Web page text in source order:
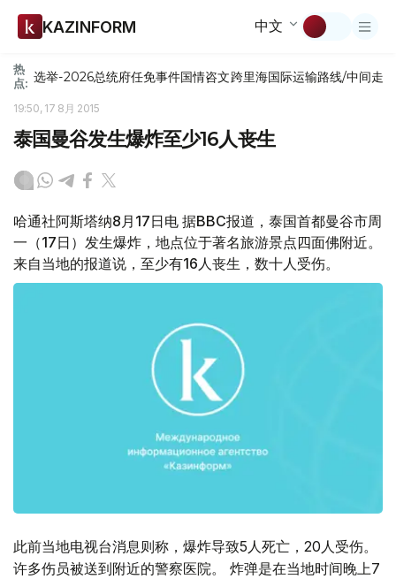
KAZINFORM 中文
热
点: 选举-2026总统府任免事件国情咨文跨里海国际运输路线/中间走廊
19:50, 17 8月 2015
泰国曼谷发生爆炸至少16人丧生
哈通社阿斯塔纳8月17日电 据BBC报道，泰国首都曼谷市周
一（17日）发生爆炸，地点位于著名旅游景点四面佛附近。
来自当地的报道说，至少有16人丧生，数十人受伤。
此前当地电视台消息则称，爆炸导致5人死亡，20人受伤。
许多伤员被送到附近的警察医院。 炸弹是在当地时间晚上7